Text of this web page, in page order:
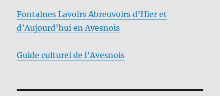
Fontaines Lavoirs Abreuvoirs d’Hier et
d’Aujourd’hui en Avesnois
Guide culturel de l’Avesnois